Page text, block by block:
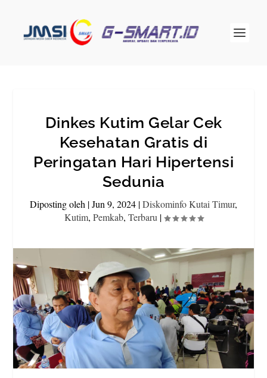
Dinkes Kutim Gelar Cek
Kesehatan Gratis di
Peringatan Hari Hipertensi
Sedunia
Diposting oleh |Jun 9, 2024 |Diskominfo Kutai Timur,
Kutim, Pemkab, Terbaru |